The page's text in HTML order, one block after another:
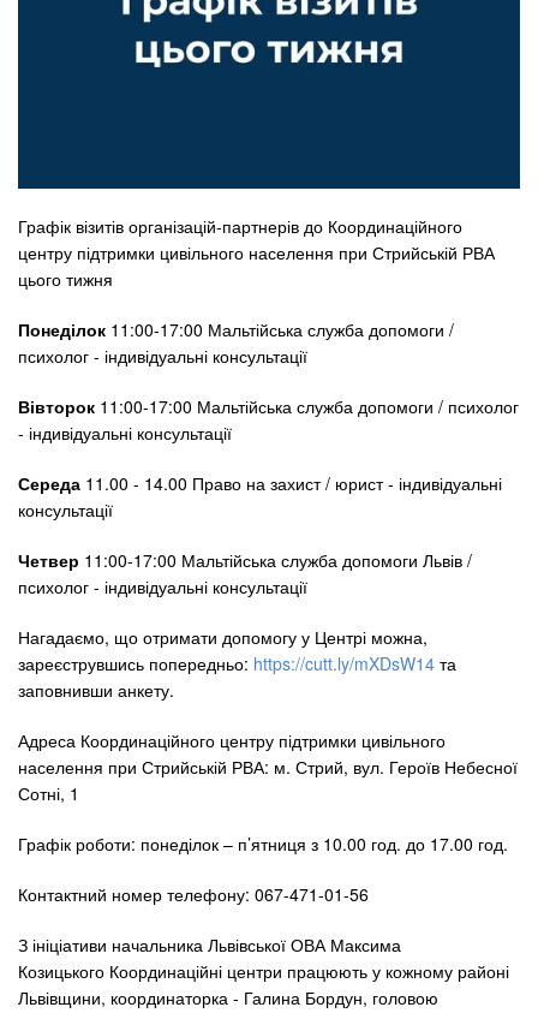
Графік візитів організацій-партнерів до Координаційного
центру підтримки цивільного населення при Стрийській РВА
цього тижня
Понеділок 11:00-17:00 Мальтійська служба допомоги /
психолог - індивідуальні консультації
Вівторок 11:00-17:00 Мальтійська служба допомоги / психолог
- індивідуальні консультації
Середа 11.00 - 14.00 Право на захист / юрист - індивідуальні
консультації
Четвер 11:00-17:00 Мальтійська служба допомоги Львів /
психолог - індивідуальні консультації
Нагадаємо, що отримати допомогу у Центрі можна,
зареєструвшись попередньо: https://cutt.ly/mXDsW14 та
заповнивши анкету.
Адреса Координаційного центру підтримки цивільного
населення при Стрийській РВА: м. Стрий, вул. Героїв Небесної
Сотні, 1
Графік роботи: понеділок – п’ятниця з 10.00 год. до 17.00 год.
Контактний номер телефону: 067-471-01-56
З ініціативи начальника Львівської ОВА Максима
Козицького Координаційні центри працюють у кожному районі
Львівщини, координаторка - Галина Бордун, головою